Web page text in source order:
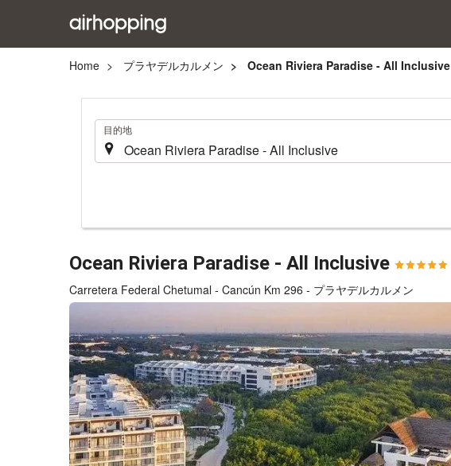
Home プラヤデルカルメン Ocean Riviera Paradise - All Inclusive
. 目的地
Ocean Riviera Paradise - All Inclusive
Carretera Federal Chetumal - Cancún Km 296 - プラヤデルカルメン